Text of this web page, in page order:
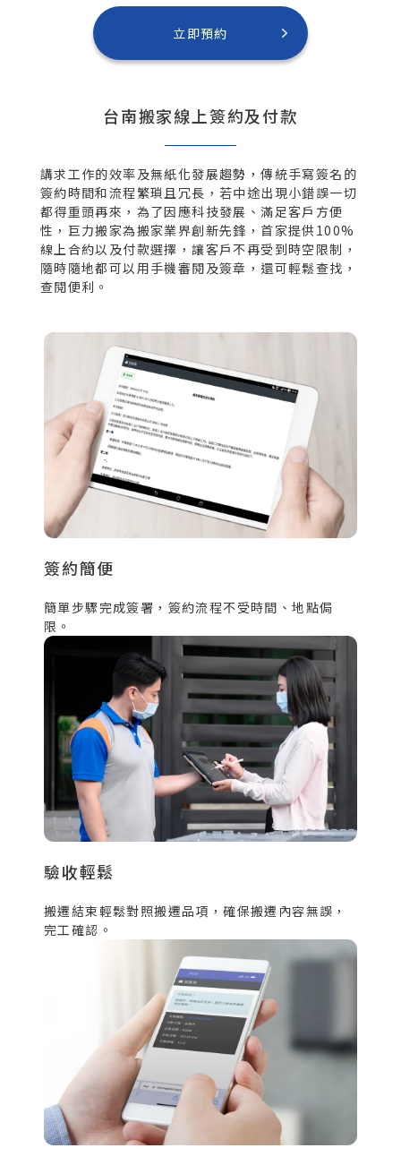
立即預約
台南搬家線上簽約及付款
講求工作的效率及無紙化發展趨勢，傳統手寫簽名的
簽約時間和流程繁瑣且冗長，若中途出現小錯誤一切
都得重頭再來，為了因應科技發展、滿足客戶方便
性，巨力搬家為搬家業界創新先鋒，首家提供100%
線上合約以及付款選擇，讓客戶不再受到時空限制，
隨時隨地都可以用手機審閱及簽章，還可輕鬆查找，
查閱便利。
簽約簡便
簡單步驟完成簽署，簽約流程不受時間、地點侷
限。
驗收輕鬆
搬遷結束輕鬆對照搬遷品項，確保搬遷內容無誤，
完工確認。